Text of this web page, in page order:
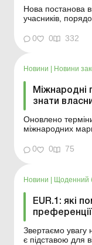
Нова постанова
учасників,
функціонування
документообігу
0 0 332
Новини Новини
Міжнародні
знати
Оновлено
міжнародних
верифікації
маршруту в
пасажирів: ...
0 0 75
Новини | Щоденний
EUR.1: які
преференції
Звертаємо увагу
є підставою для